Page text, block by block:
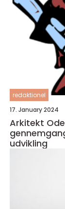
redaktionel
17. January 2024
Arkitekt
udvikling